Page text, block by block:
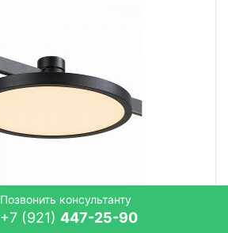
Позвонить консультанту
+7 (921) 447-25-90